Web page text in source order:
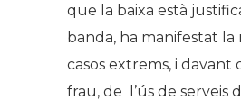
que la baixa està
banda, ha manifestat la
casos extrems, i davant
frau, de l’ús de serveis